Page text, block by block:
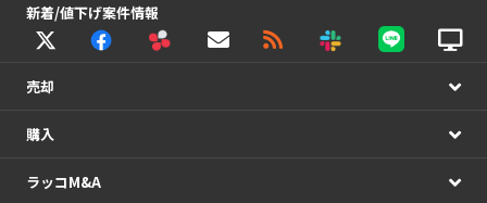
新着/値下げ案件情報
売却
購入
ラッコM&A